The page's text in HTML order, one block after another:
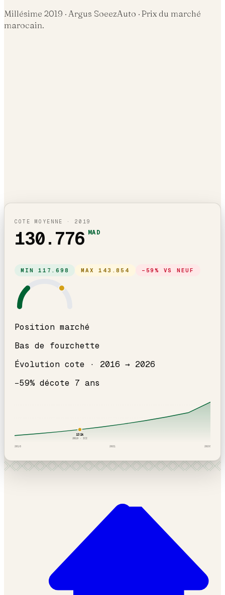
Millésime 2019 · Argus SoeezAuto · Prix du marché
marocain.
COTE MOYENNE · 2019
130.776 MAD
MIN117.698 MAX143.854 − 59% VS NEUF
Position marché
Bas de fourchette
Évolution cote · 2016 → 2026
−59% décote 7 ans
131k
2019· ICI
2016 2021 2026